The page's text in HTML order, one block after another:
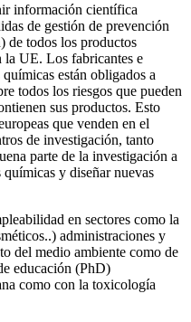
información científica
de gestión de prevención
de todos los productos
la UE. Los fabricantes e
están obligados a
todos los riesgos que pueden
sus productos. Esto
que venden en el
de investigación, tanto
parte de la investigación a
y diseñar nuevas
en sectores como la
administraciones y
del medio ambiente como de
educación (PhD)
como con la toxicología